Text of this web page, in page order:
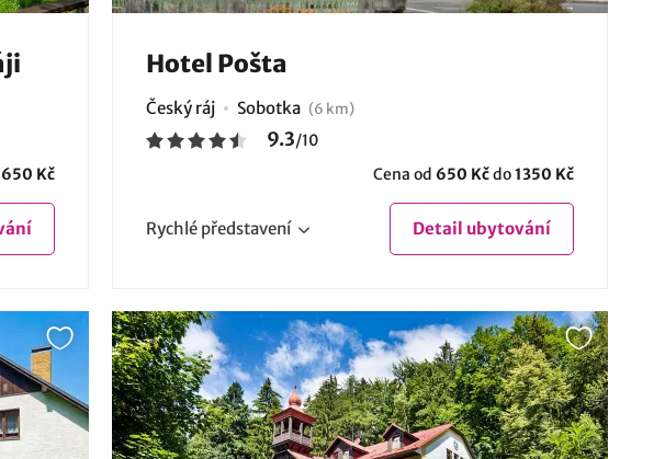
650 Kč
Hotel Pošta
Český ráj Sobotka (6 km)
9.3/10
Cena od 650 Kčdo1350 Kč
Rychlé představení Detail ubytování